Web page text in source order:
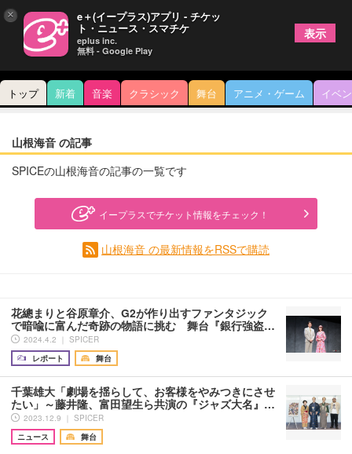
トップ 新着 音楽 クラシック 舞台 アニメ・ゲーム イベ
山根海音 の記事
SPICEの山根海音の記事の一覧です
イープラスでチケット情報をチェック！
山根海音 の最新情報をRSSで購読
花總まりと谷原章介、G2が作り出すファンタジック
で暗喩に富んだ奇跡の物語に挑む 舞台『銀行強盗…
2024.4.2 ｜ SPICER
レポート
舞台
千葉雄大「劇場を揺らして、お客様をやみつきにさせ
たい」～藤井隆、富田望生ら共演の『ジャズ大名』…
2023.12.9 ｜ SPICER
ニュース
舞台
× e＋(イープラス)アプリ - チケッ
ト・ニュース・スマチケ
eplus inc.
無料 - Google Play
表示